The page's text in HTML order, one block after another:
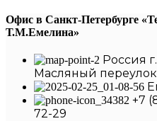
Офис в Санкт-Петербурге
Т.М.Емелина»
Россия
Масляный
+7
72-29